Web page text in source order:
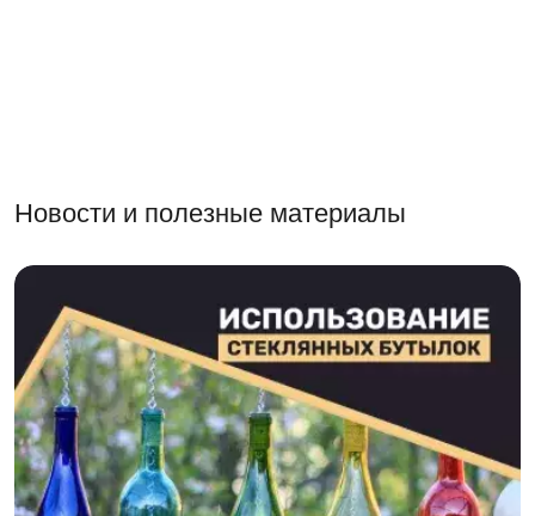
Новости и полезные материалы